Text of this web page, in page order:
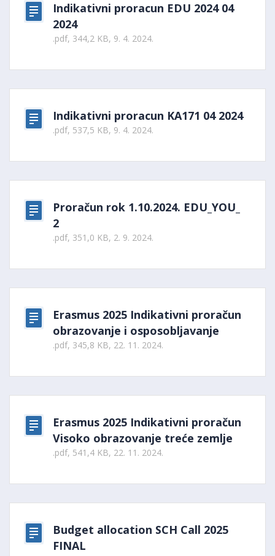
Indikativni proracun EDU 2024 04
2024
.pdf, 344,2 KB, 9. 4. 2024.
Indikativni proracun KA171 04 2024
.pdf, 537,5 KB, 9. 4. 2024.
Proračun rok 1.10.2024. EDU_YOU_
2
.pdf, 351,0 KB, 2. 9. 2024.
Erasmus 2025 Indikativni proračun
obrazovanje i osposobljavanje
.pdf, 345,8 KB, 22. 11. 2024.
Erasmus 2025 Indikativni proračun
Visoko obrazovanje treće zemlje
.pdf, 541,4 KB, 22. 11. 2024.
Budget allocation SCH Call 2025
FINAL